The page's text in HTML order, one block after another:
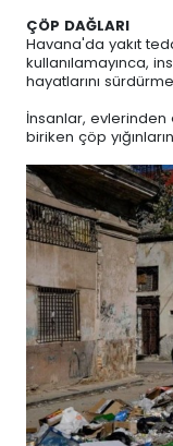
ÇÖP DAĞLARI
Havana'da yakıt
kullanılamayınca,
hayatlarını
İnsanlar, evlerinden
biriken çöp